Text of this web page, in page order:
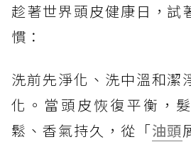
趁著世界頭皮健康日，試
慣：
洗前先淨化、洗中溫和潔
化。當頭皮恢復平衡，
鬆、香氣持久，從「油頭